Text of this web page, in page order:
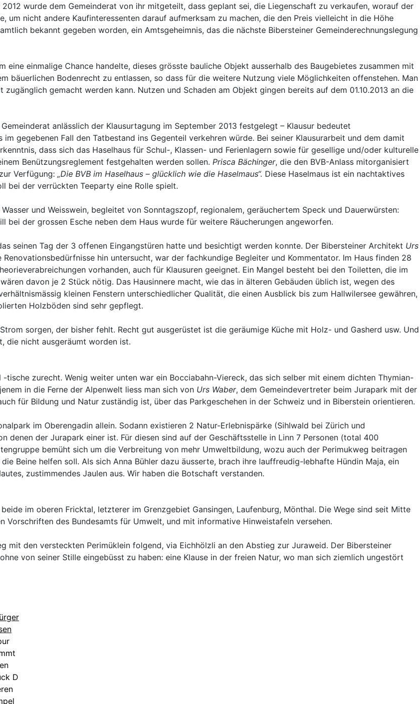
wurde dem Gemeinderat von ihr mitgeteilt, dass geplant sei, die Liegenschaft zu verkaufen, worauf der
nicht andere Kaufinteressenten darauf aufmerksam zu machen, die den Preis vielleicht in die Höhe
bekannt gegeben worden, ein Amtsgeheimnis, das die nächste Bibersteiner Gemeinderechnungslegung
eine einmalige Chance handelte, dieses grösste bauliche Objekt ausserhalb des Baugebietes zusammen mit
bäuerlichen Bodenrecht zu entlassen, so dass für die weitere Nutzung viele Möglichkeiten offenstehen. Man
gemacht werden kann. Nutzen und Schaden am Objekt gingen bereits auf dem 01.10.2013 an die
anlässlich der Klausurtagung im September 2013 festgelegt – Klausur bedeutet
gegebenen Fall den Tatbestand ins Gegenteil verkehren würde. Bei seiner Klausurarbeit und dem damit
dass sich das Haselhaus für Schul-, Klassen- und Ferienlagern sowie für gesellige und/oder kulturelle
Benützungsreglement festgehalten werden sollen. Prisca Bächinger, die den BVB-Anlass mitorganisiert
Verfügung: „Die BVB im Haselhaus – glücklich wie die Haselmaus“. Diese Haselmaus ist ein nachtaktives
bei der verrückten Teeparty eine Rolle spielt.
und Weisswein, begleitet von Sonntagszopf, regionalem, geräuchertem Speck und Dauerwürsten:
der grossen Esche neben dem Haus wurde für weitere Räucherungen angeworfen.
seinen Tag der 3 offenen Eingangstüren hatte und besichtigt werden konnte. Der Bibersteiner Architekt Urs
hin untersucht, war der fachkundige Begleiter und Kommentator. Im Haus finden 28
vorhanden, auch für Klausuren geeignet. Ein Mangel besteht bei den Toiletten, die im
davon je 2 Stück nötig. Das Hausinnere macht, wie das in älteren Gebäuden üblich ist, wegen des
kleinen Fenstern unterschiedlicher Qualität, die einen Ausblick bis zum Hallwilersee gewähren,
Holzböden sind sehr gepflegt.
sorgen, der bisher fehlt. Recht gut ausgerüstet ist die geräumige Küche mit Holz- und Gasherd usw. Und
die nicht ausgeräumt worden ist.
zurecht. Wenig weiter unten war ein Bocciabahn-Viereck, das sich selber mit einem dichten Thymian-
in die Ferne der Alpenwelt liess man sich von Urs Waber, dem Gemeindevertreter beim Jurapark mit der
für Bildung und Natur zuständig ist, über das Parkgeschehen in der Schweiz und in Biberstein orientieren.
im Oberengadin allein. Sodann existieren 2 Natur-Erlebnispärke (Sihlwald bei Zürich und
denen der Jurapark einer ist. Für diesen sind auf der Geschäftsstelle in Linn 7 Personen (total 400
bemüht sich um die Verbreitung von mehr Umweltbildung, wozu auch der Perimukweg beitragen
Beine helfen soll. Als sich Anna Bühler dazu äusserte, brach ihre lauffreudig-lebhafte Hündin Maja, ein
zustimmendes Jaulen aus. Wir haben die Botschaft verstanden.
beide im oberen Fricktal, letzterer im Grenzgebiet Gansingen, Laufenburg, Mönthal. Die Wege sind seit Mitte
Vorschriften des Bundesamts für Umwelt, und mit informative Hinweistafeln versehen.
mit den versteckten Perimüklein folgend, via Eichhölzli an den Abstieg zur Juraweid. Der Bibersteiner
von seiner Stille eingebüsst zu haben: eine Klause in der freien Natur, wo man sich ziemlich ungestört
D